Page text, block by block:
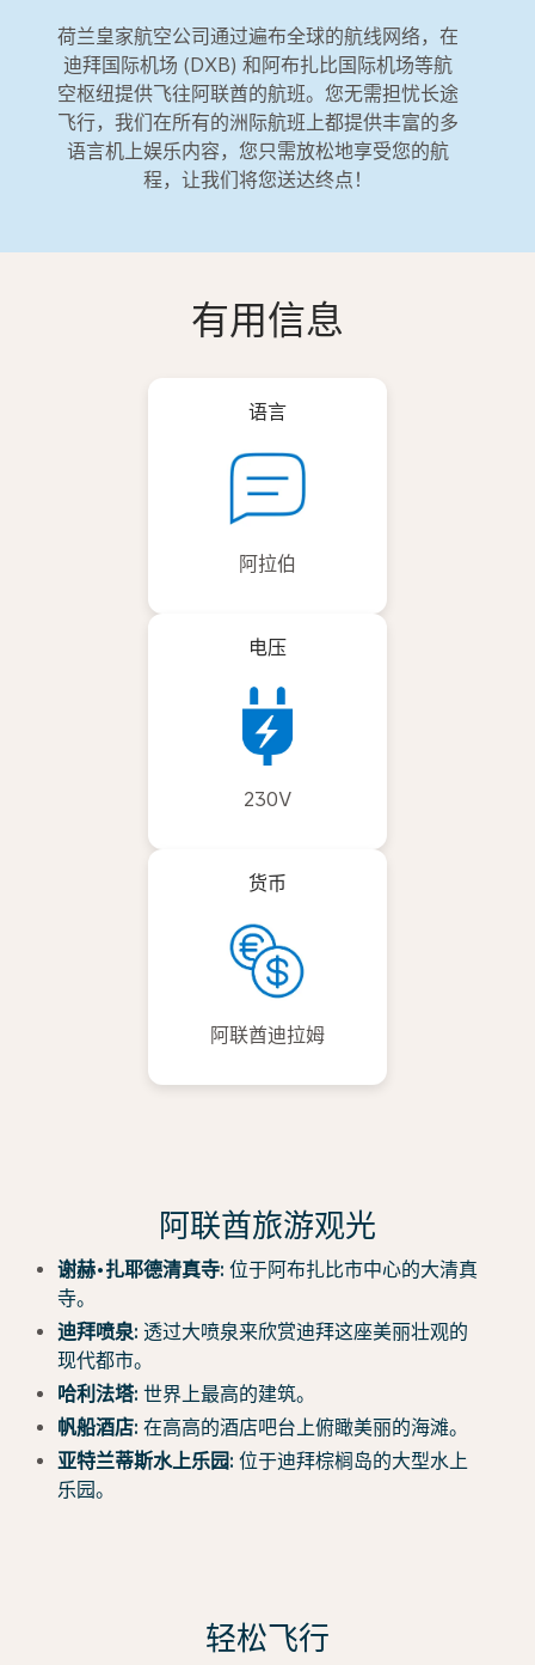
荷兰皇家航空公司通过遍布全球的航线网络，在
迪拜国际机场 (DXB) 和阿布扎比国际机场等航
空枢纽提供飞往阿联酋的航班。您无需担忧长途
飞行，我们在所有的洲际航班上都提供丰富的多
语言机上娱乐内容，您只需放松地享受您的航
程，让我们将您送达终点！
有用信息
语言
阿拉伯
电压
230V
货币
阿联酋迪拉姆
阿联酋旅游观光
谢赫•扎耶德清真寺: 位于阿布扎比市中心的大清真
寺。
迪拜喷泉: 透过大喷泉来欣赏迪拜这座美丽壮观的
现代都市。
哈利法塔: 世界上最高的建筑。
帆船酒店: 在高高的酒店吧台上俯瞰美丽的海滩。
亚特兰蒂斯水上乐园: 位于迪拜棕榈岛的大型水上
乐园。
轻松飞行